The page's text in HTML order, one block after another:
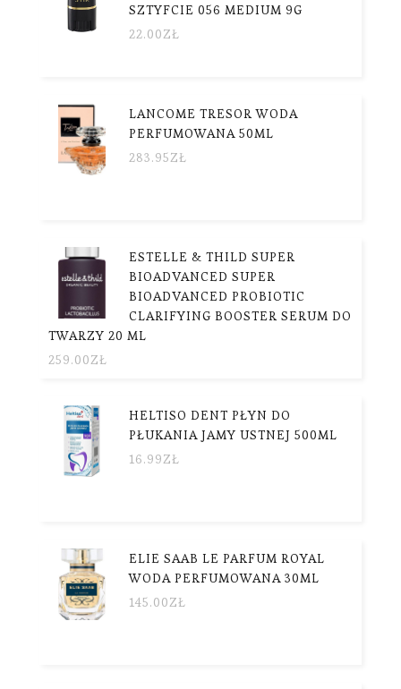
SZTYFCIE 056 MEDIUM 9G
22.00ZŁ
LANCOME TRESOR WODA
PERFUMOWANA 50ML
283.95ZŁ
ESTELLE & THILD SUPER
BIOADVANCED SUPER
BIOADVANCED PROBIOTIC
CLARIFYING BOOSTER SERUM DO
TWARZY 20 ML
259.00ZŁ
HELTISO DENT PŁYN DO
PŁUKANIA JAMY USTNEJ 500ML
16.99ZŁ
ELIE SAAB LE PARFUM ROYAL
WODA PERFUMOWANA 30ML
145.00ZŁ